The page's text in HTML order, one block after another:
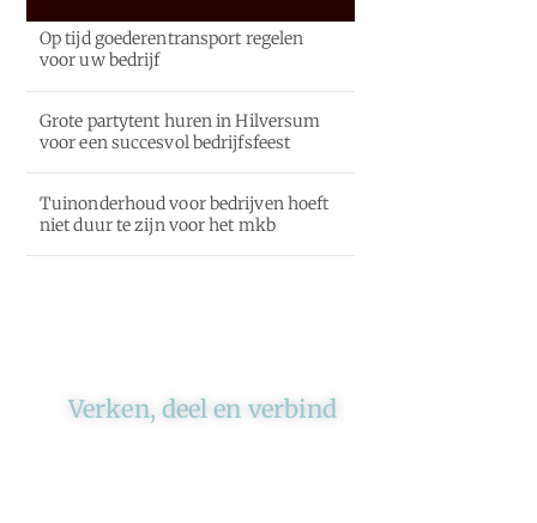
Op tijd goederentransport regelen
voor uw bedrijf
Grote partytent huren in Hilversum
voor een succesvol bedrijfsfeest
Tuinonderhoud voor bedrijven hoeft
niet duur te zijn voor het mkb
Verken, deel en verbind